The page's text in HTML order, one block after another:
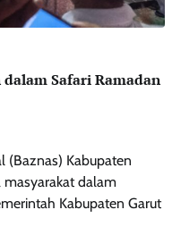
Safari Ramadan
(Baznas) Kabupaten
masyarakat dalam
Kabupaten Garut